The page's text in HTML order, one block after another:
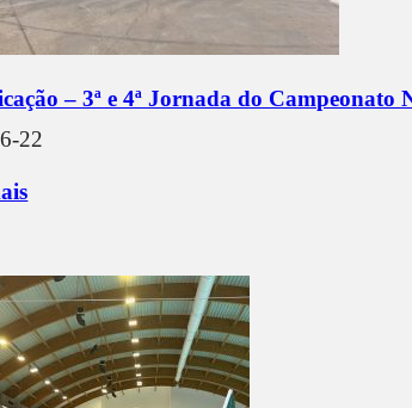
– 3ª e 4ª Jornada do Campeonato
22